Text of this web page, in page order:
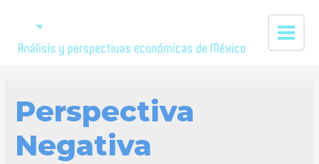
Perspectiva
Negativa